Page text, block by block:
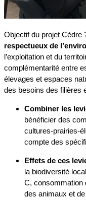
Objectif du projet Cèdre
respectueux de
l’exploitation et du
complémentarité entre
élevages et espaces
des besoins des filières
Combiner les
bénéficier des
cultures-prairies-
compte des
Effets de ces
la biodiversité
C, consommation
des animaux et